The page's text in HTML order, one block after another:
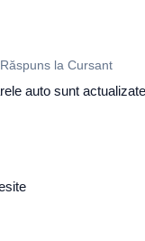
Răspuns la Cursant
auto sunt